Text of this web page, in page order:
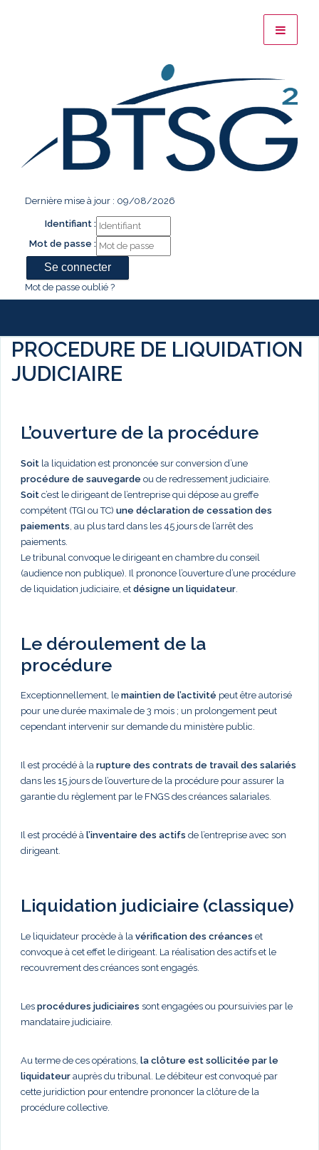
Dernière mise à jour : 09/08/2026
Identifiant :
Mot de passe :
Mot de passe oublié ?
PROCEDURE DE LIQUIDATION
JUDICIAIRE
L’ouverture de la procédure
Soit la liquidation est prononcée sur conversion d’une
procédure de sauvegarde ou de redressement judiciaire.
Soit c’est le dirigeant de l’entreprise qui dépose au greffe
compétent (TGI ou TC) une déclaration de cessation des
paiements , au plus tard dans les 45 jours de l’arrêt des
paiements.
Le tribunal convoque le dirigeant en chambre du conseil
(audience non publique). Il prononce l’ouverture d’une procédure
de liquidation judiciaire, et désigne un liquidateur
Le déroulement de la
procédure
Exceptionnellement, le maintien de l’activité peut être autorisé
pour une durée maximale de 3 mois ; un prolongement peut
cependant intervenir sur demande du ministère public.
Il est procédé à la rupture des contrats de travail des salariés
dans les 15 jours de l’ouverture de la procédure pour assurer la
garantie du règlement par le FNGS des créances salariales.
Il est procédé à l’inventaire des actifs de l’entreprise avec son
dirigeant.
Liquidation judiciaire (classique)
Le liquidateur procède à la vérification des créances et
convoque à cet effet le dirigeant. La réalisation des actifs et le
recouvrement des créances sont engagés.
Les procédures judiciaires sont engagées ou poursuivies par le
mandataire judiciaire.
Au terme de ces opérations, la clôture est sollicitée par le
liquidateur auprès du tribunal. Le débiteur est convoqué par
cette juridiction pour entendre prononcer la clôture de la
procédure collective.